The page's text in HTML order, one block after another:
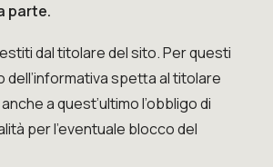
parte.
dal titolare del sito. Per questi
dell’informativa spetta al titolare
a quest’ultimo l’obbligo di
per l’eventuale blocco del